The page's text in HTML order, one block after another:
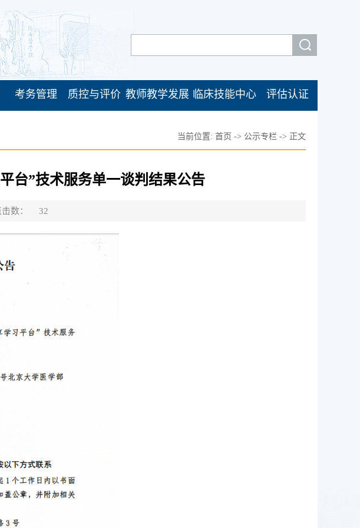
考务管理 质控与评价 教师教学发展 临床技能中心 评估认证
当前位置: 首页 -> 公示专栏 -> 正文
台”技术服务单一谈判结果公告
数： 32